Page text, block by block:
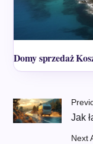
Domy sprzedaż
Jak
Next